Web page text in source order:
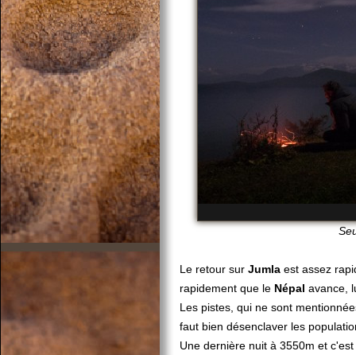
Le retour sur Jumla est assez
rapidement que le Népal avance,
Les pistes, qui ne sont
faut bien désenclaver les
Une dernière nuit à 3550m et